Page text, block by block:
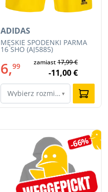
MĘSKIE SPODENKI PARMA
16 SHO (AJ5885)
ADIDAS
6,99 zamiast17,99 €
-11,00 €
Wybierz rozmiar…
▾
-66%